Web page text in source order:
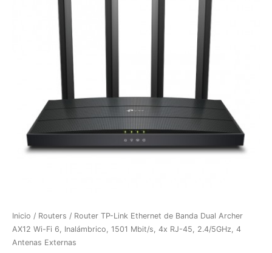
Inicio / Routers / Router TP-Link Ethernet de Banda Dual Archer
AX12 Wi-Fi 6, Inalámbrico, 1501 Mbit/s, 4x RJ-45, 2.4/5GHz, 4
Antenas Externas
Inalámbrico,
Mbit/s,
Antenas
Externas
cantidad